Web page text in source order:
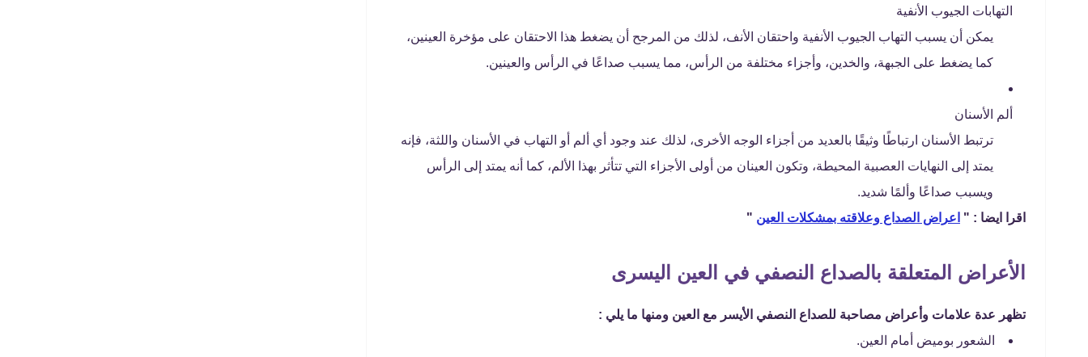
التهابات الجيوب الأنفية
يمكن أن يسبب التهاب الجيوب الأنفية واحتقان الأنف، لذلك من المرجح أن يضغط هذا الاحتقان على مؤخرة العينين،
كما يضغط على الجبهة، والخدين، وأجزاء مختلفة من الرأس، مما يسبب صداعًا في الرأس والعينين.
ألم الأسنان
ترتبط الأسنان ارتباطًا وثيقًا بالعديد من أجزاء الوجه الأخرى، لذلك عند وجود أي ألم أو التهاب في الأسنان واللثة، فإنه
يمتد إلى النهايات العصبية المحيطة، وتكون العينان من أولى الأجزاء التي تتأثر بهذا الألم، كما أنه يمتد إلى الرأس
ويسبب صداعًا وألمًا شديد.
اقرا ايضا : " اعراض الصداع وعلاقته بمشكلات العين "
الأعراض المتعلقة بالصداع النصفي في العين اليسرى
تظهر عدة علامات وأعراض مصاحبة للصداع النصفي الأيسر مع العين ومنها ما يلي :
الشعور بوميض أمام العين.